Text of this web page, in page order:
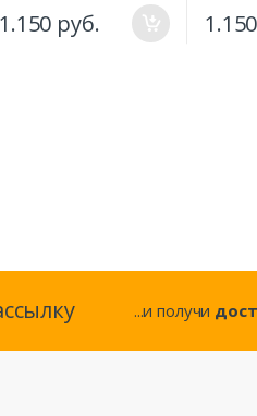
1.150 руб.
...и получи